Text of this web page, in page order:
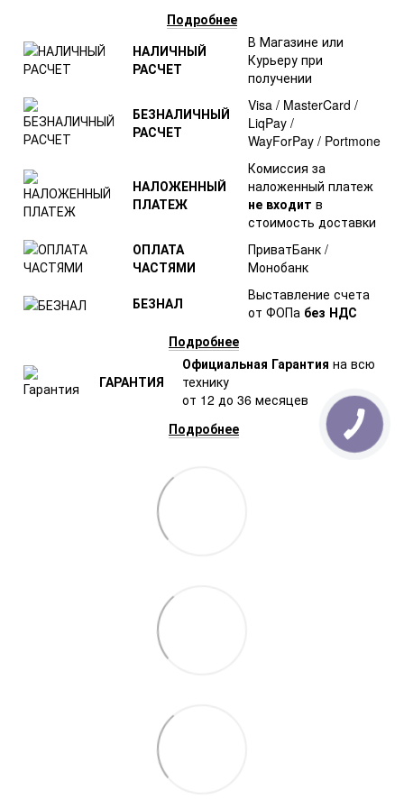
Подробнее
НАЛИЧНЫЙ
РАСЧЕТ
В Магазине или
Курьеру при
получении
БЕЗНАЛИЧНЫЙ
РАСЧЕТ
Visa / MasterCard /
LiqPay /
WayForPay / Portmone
НАЛОЖЕННЫЙ
ПЛАТЕЖ
Комиссия за
наложенный платеж
не входит в
стоимость доставки
ОПЛАТА
ЧАСТЯМИ
ПриватБанк /
Монобанк
БЕЗНАЛ
Выставление счета
от ФОПа без НДС
Подробнее
ГАРАНТИЯ
Официальная Гарантия на всю
технику
от 12 до 36 месяцев
Подробнее